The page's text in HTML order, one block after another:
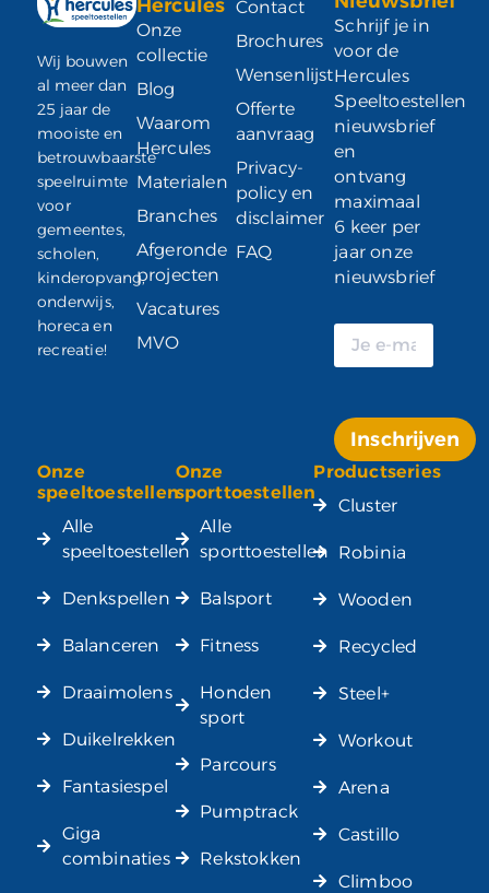
Wij bouwen
al meer dan
25 jaar de
mooiste en
betrouwbaarste
speelruimte
voor
gemeentes,
scholen,
kinderopvang,
onderwijs,
horeca en
recreatie!
Hercules
Onze
collectie
Blog
Waarom
Hercules
Materialen
Branches
Afgeronde
projecten
Vacatures
MVO
Contact
Brochures
Wensenlijst
Offerte
aanvraag
Privacy-
policy en
disclaimer
FAQ
Schrijf je in
voor de
Hercules
Speeltoestellen
nieuwsbrief
en
ontvang
maximaal
6 keer per
jaar onze
nieuwsbrief
Inschrijven
Alternative:
Onze
speeltoestellen
Alle
speeltoestellen
Denkspellen
Balanceren
Draaimolens
Duikelrekken
Fantasiespel
Giga
combinaties
Onze
sporttoestellen
Alle
sporttoestellen
Balsport
Fitness
Honden
sport
Parcours
Pumptrack
Rekstokken
Productseries
Cluster
Robinia
Wooden
Recycled
Steel+
Workout
Arena
Castillo
Climboo